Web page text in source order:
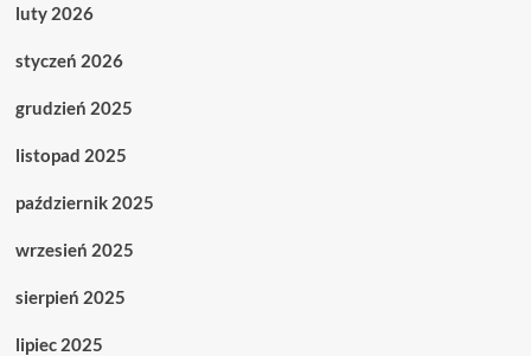
luty 2026
styczeń 2026
grudzień 2025
listopad 2025
październik 2025
wrzesień 2025
sierpień 2025
lipiec 2025